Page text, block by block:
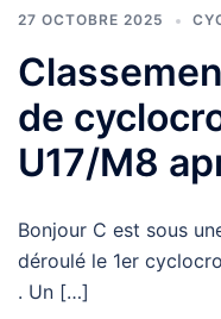
27 OCTOBRE 2025
de
U17/M8
Bonjour C est sous
déroulé le 1er
. Un […]